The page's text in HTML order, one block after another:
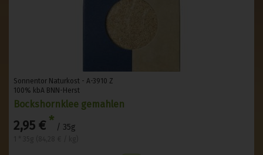
Sonnentor Naturkost - A-3910 Z
100% kbA BNN-Herst
Bockshornklee gemahlen
2,95 € * / 35g